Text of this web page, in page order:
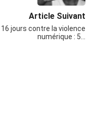
Article Suivant
16 jours contre la violence
numérique : 5…